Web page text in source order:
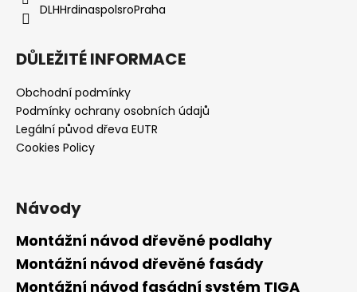
DLHHrdinaspolsroPraha
DŮLEŽITÉ INFORMACE
Obchodní podmínky
Podmínky ochrany osobních údajů
Legální původ dřeva EUTR
Cookies Policy
Návody
Montážní návod dřevěné podlahy
Montážní návod dřevěné fasády
Montážní návod fasádní systém TIGA